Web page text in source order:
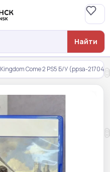
Найти
Kingdom Come 2 PS5 Б/У (ppsa-21704)